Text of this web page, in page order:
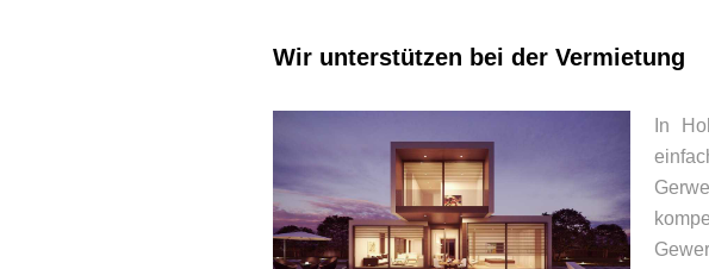
Wir unterstützen bei der Vermietung
In